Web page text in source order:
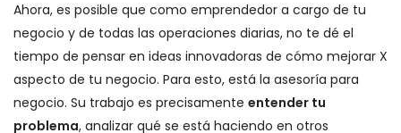
Ahora, es posible que como emprendedor a cargo de tu
negocio y de todas las operaciones diarias, no te dé el
tiempo de pensar en ideas innovadoras de cómo mejorar X
aspecto de tu negocio. Para esto, está la asesoría para
negocio. Su trabajo es precisamente entender tu
problema, analizar qué se está haciendo en otros